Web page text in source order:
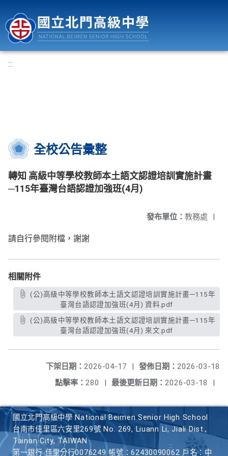
:::
全校公告彙整
轉知 高級中等學校教師本土語文認證培訓實施計畫
─115年臺灣台語認證加強班(4月)
發布單位： 教務處 |
請自行參閱附檔，謝謝
相關附件
(公)高級中等學校教師本土語文認證培訓實施計畫─115年
臺灣台語認證加強班(4月) 資料.pdf
(公)高級中等學校教師本土語文認證培訓實施計畫─115年
臺灣台語認證加強班(4月) 來文.pdf
發佈日期： 2026-03-18
下架日期： 2026-04-17
|
最後更新日期： 2026-03-18 |
點擊率： 280 |
國立北門高級中學 National Beimen Senior High School
台南市佳里區六安里269號 No. 269, Liuann Li, Jiali Dist.,
Tainan City, TAIWAN
第一銀行 佳里分行0076249 帳號：62430090062 戶名：中